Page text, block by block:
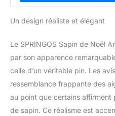
Un design réaliste et élégant
Le SPRINGOS Sapin de Noël
par son apparence
celle d’un véritable pin. Les
ressemblance frappante des
au point que certains
de sapin. Ce réalisme est